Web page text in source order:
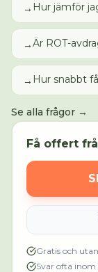
→ Hur jämför
→Är ROT-
→ Hur snabbt
Se alla frågor →
Få offert
Gratis och
Svar ofta